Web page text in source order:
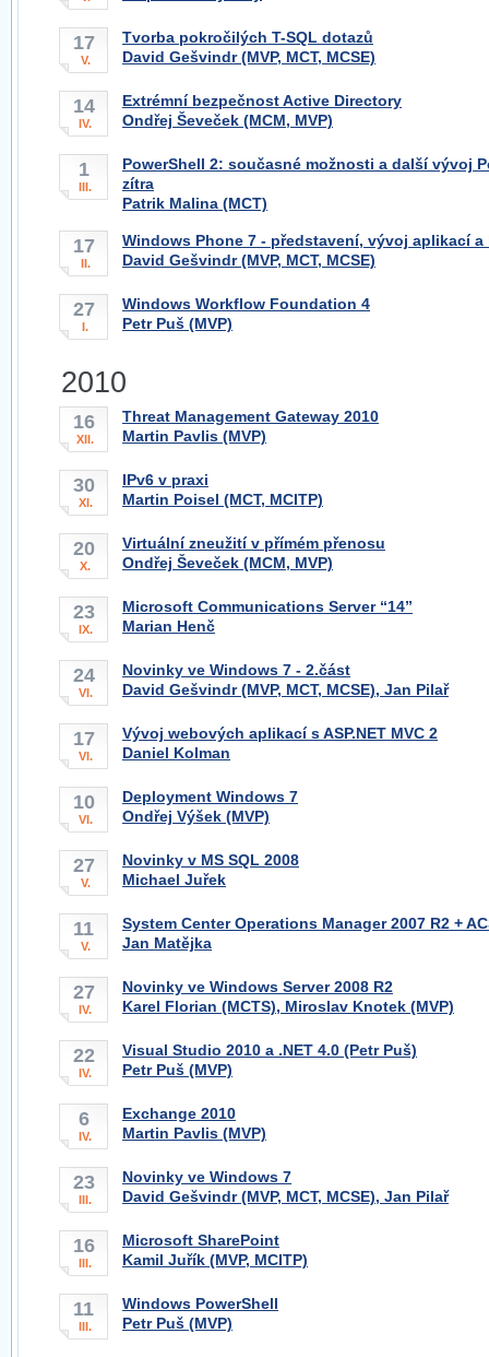
17
V.
Tvorba pokročilých T-SQL dotazů
David Gešvindr (MVP, MCT, MCSE)
14
IV.
Extrémní bezpečnost Active Directory
Ondřej Ševeček (MCM, MVP)
1
III.
PowerShell 2: současné možnosti a další vývoj
zítra
Patrik Malina (MCT)
17
II.
Windows Phone 7 - představení, vývoj aplikací a
David Gešvindr (MVP, MCT, MCSE)
27
I.
Windows Workflow Foundation 4
Petr Puš (MVP)
2010
16
XII.
Threat Management Gateway 2010
Martin Pavlis (MVP)
30
XI.
IPv6 v praxi
Martin Poisel (MCT, MCITP)
20
X.
Virtuální zneužití v přímém přenosu
Ondřej Ševeček (MCM, MVP)
23
IX.
Microsoft Communications Server “14”
Marian Henč
24
VI.
Novinky ve Windows 7 - 2.část
David Gešvindr (MVP, MCT, MCSE), Jan Pilař
17
VI.
Vývoj webových aplikací s ASP.NET MVC 2
Daniel Kolman
10
VI.
Deployment Windows 7
Ondřej Výšek (MVP)
27
V.
Novinky v MS SQL 2008
Michael Juřek
11
V.
System Center Operations Manager 2007 R2 +
Jan Matějka
27
IV.
Novinky ve Windows Server 2008 R2
Karel Florian (MCTS), Miroslav Knotek (MVP)
22
IV.
Visual Studio 2010 a .NET 4.0 (Petr Puš)
Petr Puš (MVP)
6
IV.
Exchange 2010
Martin Pavlis (MVP)
23
III.
Novinky ve Windows 7
David Gešvindr (MVP, MCT, MCSE), Jan Pilař
16
III.
Microsoft SharePoint
Kamil Juřík (MVP, MCITP)
11
III.
Windows PowerShell
Petr Puš (MVP)